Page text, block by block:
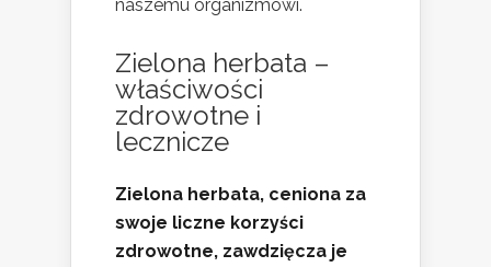
naszemu organizmowi.
Zielona herbata –
właściwości
zdrowotne i
lecznicze
Zielona herbata, ceniona za
swoje liczne korzyści
zdrowotne, zawdzięcza je